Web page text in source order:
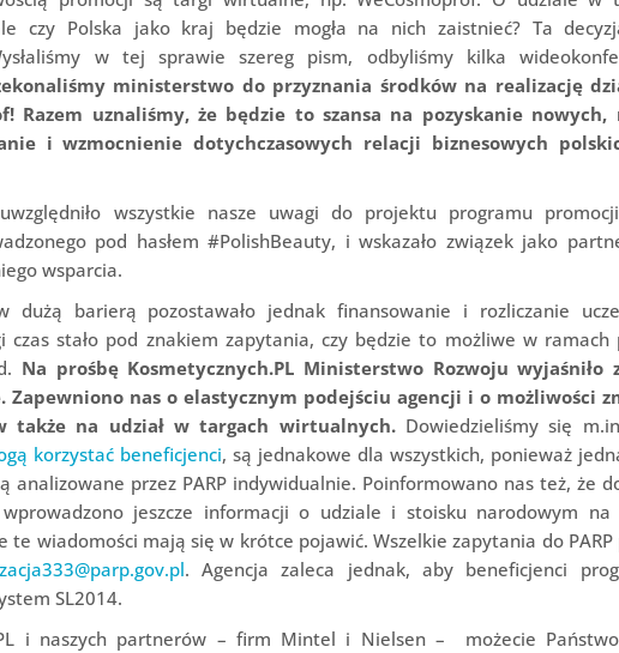
czy Polska jako kraj będzie mogła na nich zaistnieć? Ta
w tej sprawie szereg pism, odbyliśmy kilka
ministerstwo do przyznania środków na realizację
Razem uznaliśmy, że będzie to szansa na pozyskanie nowych,
i wzmocnienie dotychczasowych relacji biznesowych
wszystkie nasze uwagi do projektu programu
pod hasłem #PolishBeauty, i wskazało związek jako
wsparcia.
dużą barierą pozostawało jednak finansowanie i rozliczanie
czas stało pod znakiem zapytania, czy będzie to możliwe w ramach
Na prośbę Kosmetycznych.PL Ministerstwo Rozwoju wyjaśniło
Zapewniono nas o elastycznym podejściu agencji i o możliwości
także na udział w targach wirtualnych.Dowiedzieliśmy się
korzystać beneficjenci, są jednakowe dla wszystkich, ponieważ
analizowane przez PARP indywidualnie. Poinformowano nas też, że
jeszcze informacji o udziale i stoisku narodowym
te wiadomości mają się w krótce pojawić. Wszelkie zapytania do
. Agencja zaleca jednak, aby beneficjenci
SL2014.
i naszych partnerów – firm Mintel i Nielsen – możecie Państwo